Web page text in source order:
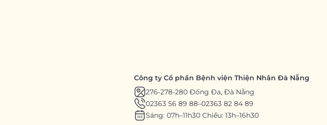
Công ty Cổ phần Bệnh viện Thiện Nhân Đà Nẵng
276-278-280 Đống Đa, Đà Nẵng
02363 56 89 88–02363 82 84 89
Sáng: 07h–11h30 Chiều: 13h–16h30